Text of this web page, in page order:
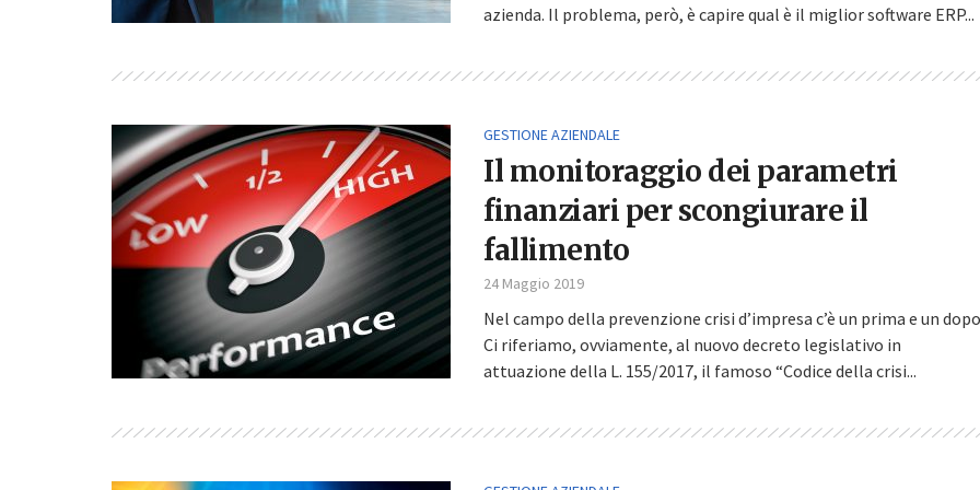
azienda. Il problema, però, è capire qual è il miglior software ERP...
GESTIONE AZIENDALE
Il monitoraggio dei parametri
finanziari per scongiurare il
fallimento
24 Maggio 2019
Nel campo della prevenzione crisi d’impresa c’è un prima e un
Ci riferiamo, ovviamente, al nuovo decreto legislativo in
attuazione della L. 155/2017, il famoso “Codice della crisi...